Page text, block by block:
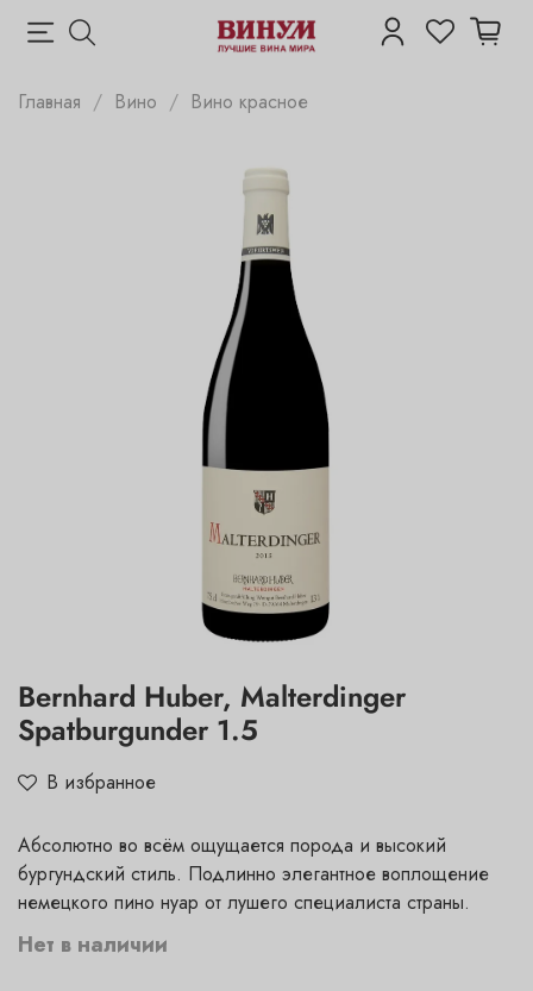
Главная Вино Вино красное
Bernhard Huber, Malterdinger
Spatburgunder 1.5
В избранное
Нет в наличии
Абсолютно во всём ощущается порода и высокий
бургундский стиль. Подлинно элегантное воплощение
немецкого пино нуар от лушего специалиста страны.